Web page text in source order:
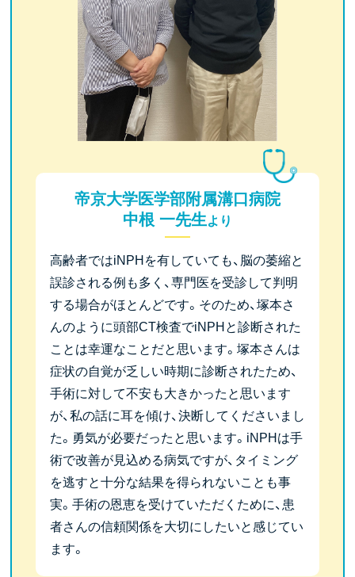
帝京大学医学部附属溝口病院
中根 一先生より
高齢者ではiNPHを有していても、脳の萎縮と
誤診される例も多く、専門医を受診して判明
する場合がほとんどです。そのため、塚本さ
んのように頭部CT検査でiNPHと診断された
ことは幸運なことだと思います。塚本さんは
症状の自覚が乏しい時期に診断されたため、
手術に対して不安も大きかったと思います
が、私の話に耳を傾け、決断してくださいまし
た。勇気が必要だったと思います。iNPHは手
術で改善が見込める病気ですが、タイミング
を逃すと十分な結果を得られないことも事
実。手術の恩恵を受けていただくために、患
者さんの信頼関係を大切にしたいと感じてい
ます。